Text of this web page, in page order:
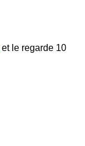
et le regarde 10